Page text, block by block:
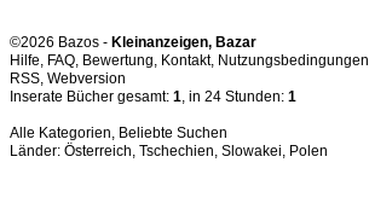
©2026 Bazos - Kleinanzeigen, Bazar
Hilfe, FAQ, Bewertung, Kontakt, Nutzungsbedingungen
RSS,
Inserate Bücher gesamt: 1, in 24 Stunden: 1
Alle Kategorien, Beliebte Suchen
Länder: Österreich, Tschechien, Slowakei, Polen